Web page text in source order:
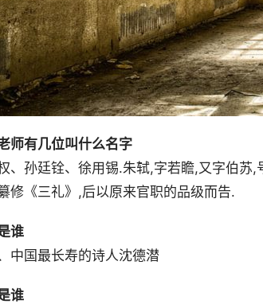
师有几位叫什么名字
、孙廷铨、徐用锡.朱轼,字若瞻,又字伯
修《三礼》,后以原来官职的品级而告.
谁
中国最长寿的诗人沈德潜
谁